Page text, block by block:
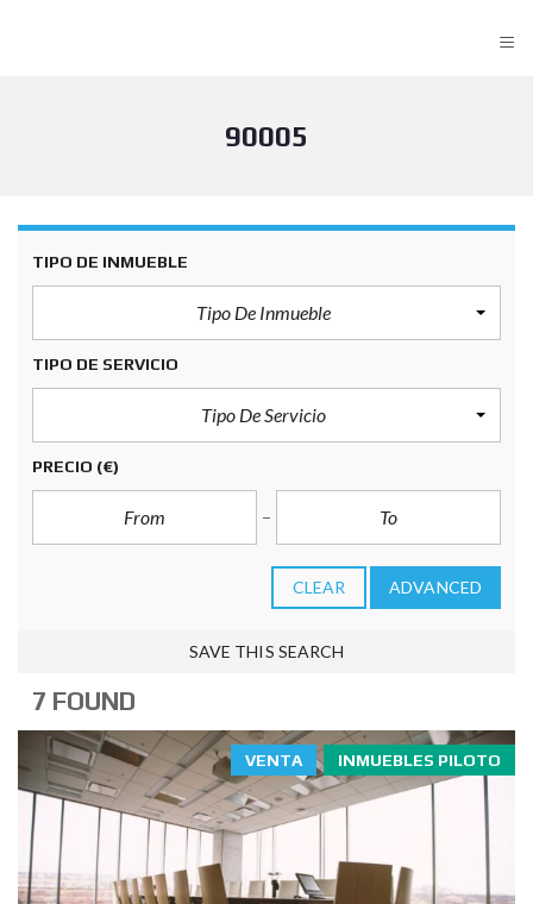
≡
90005
TIPO DE INMUEBLE
Tipo De Inmueble
TIPO DE SERVICIO
Tipo De Servicio
PRECIO (€)
CLEAR ADVANCED
SAVE THIS SEARCH
7 FOUND
INMUEBLES PILOTO
VENTA